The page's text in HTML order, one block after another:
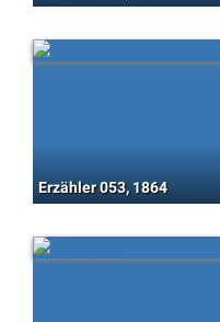
Erzähler 053, 1864